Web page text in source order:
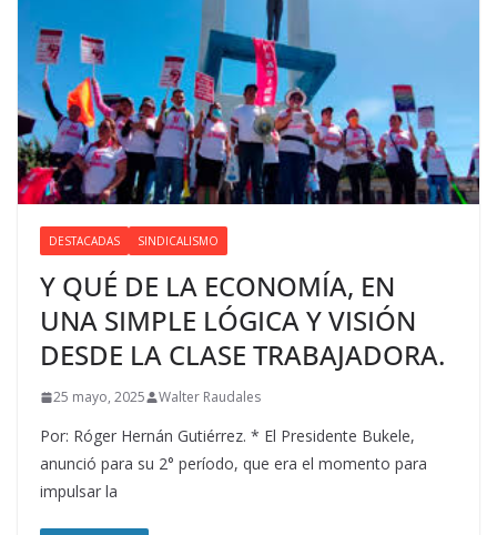
DESTACADAS SINDICALISMO
Y QUÉ DE LA ECONOMÍA, EN
UNA SIMPLE LÓGICA Y VISIÓN
DESDE LA CLASE TRABAJADORA.
25 mayo, 2025 Walter Raudales
Por: Róger Hernán Gutiérrez. * El Presidente Bukele,
anunció para su 2° período, que era el momento para
impulsar la